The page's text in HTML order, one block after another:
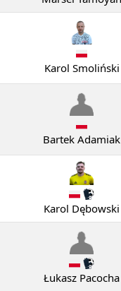
Karol Smoliński
Bartek Adamiak
Karol Dębowski
Łukasz Pacocha